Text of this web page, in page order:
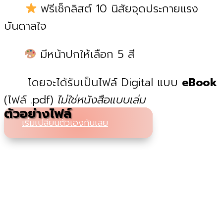
ฟรีเช็กลิสต์ 10 นิสัยจุดประกายแรง
บันดาลใจ
มีหน้าปกให้เลือก 5 สี
โดยจะได้รับเป็นไฟล์ Digital แบบ eBook
(ไฟล์ .pdf) ไม่ใช่หนังสือแบบเล่ม
เริ่มเปลี่ยนตัวเองกันเลย
ตัวอย่างไฟล์